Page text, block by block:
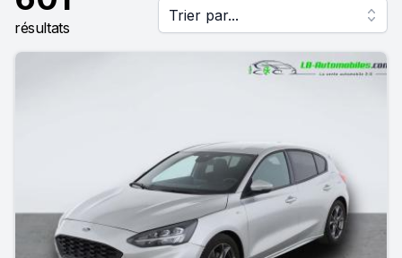
résultats
Trier par...